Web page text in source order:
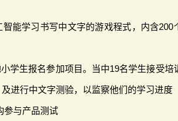
能学习书写中文字的游戏程式，内含200
学生报名参加项目。当中19名学生接受培
及进行中文字测验，以监察他们的学习进度
参与产品测试